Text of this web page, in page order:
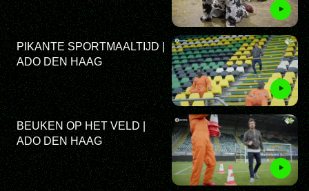
PIKANTE SPORTMAALTIJD |
ADO DEN HAAG
BEUKEN OP HET VELD |
ADO DEN HAAG